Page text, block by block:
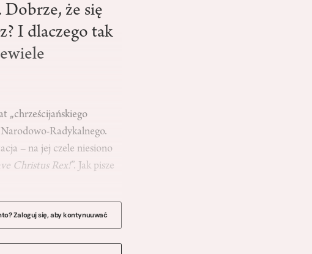
że się
I dlaczego tak
„chrześcijańskiego
Radykalnego.
– na jej czele niesiono
Christus Rex!”. Jak pisze
Zaloguj się, aby kontynuuwać